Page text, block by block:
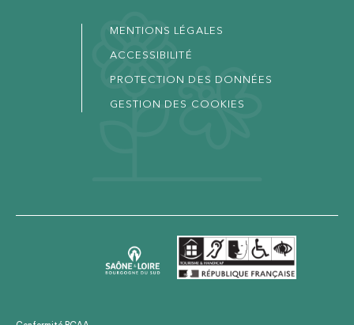
MENTIONS LÉGALES
ACCESSIBILITÉ
PROTECTION DES DONNÉES
GESTION DES COOKIES